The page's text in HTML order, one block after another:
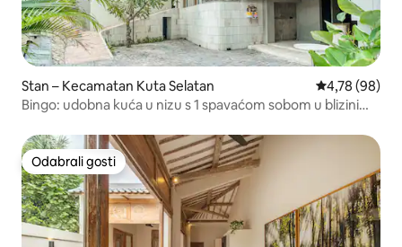
Stan – Kecamatan Kuta Selatan Prosječna
4,78 (98)
Bingo: udobna kuća u nizu s 1 spavaćom sobom u blizini
Odabrali gosti
Odabrali gosti